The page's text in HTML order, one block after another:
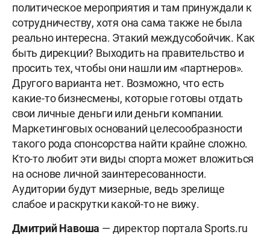
политическое мероприятия и там принуждали к
сотрудничеству, хотя она сама также не была
реально интересна. Этакий междусобойчик. Как
быть дирекции? Выходить на правительство и
просить тех, чтобы они нашли им «партнеров».
Другого варианта нет. Возможно, что есть
какие-то бизнесмены, которые готовы отдать
свои личные деньги или деньги компании.
Маркетинговых оснований целесообразности
такого рода спонсорства найти крайне сложно.
Кто-то любит эти виды спорта может вложиться
на основе личной заинтересованности.
Аудитории будут мизерные, ведь зрелище
слабое и раскрутки какой-то не вижу.
Дмитрий Навоша — директор портала Sports.ru